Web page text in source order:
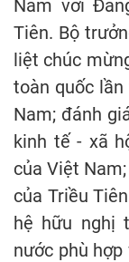
Nam với
Tiên. Bộ
liệt chúc
toàn quốc
Nam; đánh
kinh tế - xã
của Việt
của Triều
hệ hữu nghị
nước phù